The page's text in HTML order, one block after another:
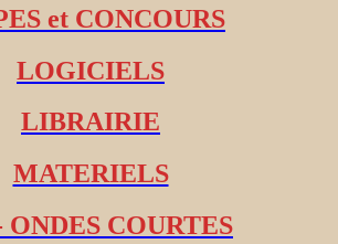
et CONCOURS
LOGICIELS
LIBRAIRIE
MATERIELS
ONDES COURTES